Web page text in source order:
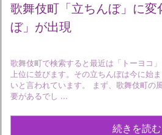
歌舞伎町「立ちんぼ」に
ぼ」が出現
歌舞伎町で検索すると最近は「トーヨコ
上位に並びます。その立ちんぼは今に始
いと言われています。 まず、歌舞伎町の
要があるでし ...
続きを読む